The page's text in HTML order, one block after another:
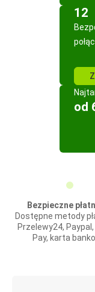
12
od
Bezpieczne
Dostępne metody
Przelewy24, Paypal,
Pay, karta